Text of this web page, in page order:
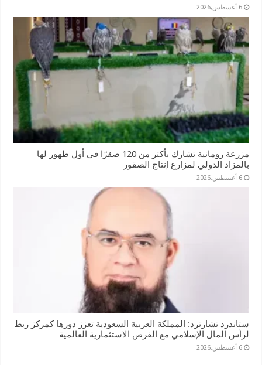
6 أغسطس,2026
مزرعة رومانية تشارك بأكثر من 120 صقرًا في أول ظهور لها
بالمزاد الدولي لمزارع إنتاج الصقور
6 أغسطس,2026
ستاندرد تشارترد: المملكة العربية السعودية تعزز دورها كمركز ربط
لرأس المال الإسلامي مع الفرص الاستثمارية العالمية
6 أغسطس,2026